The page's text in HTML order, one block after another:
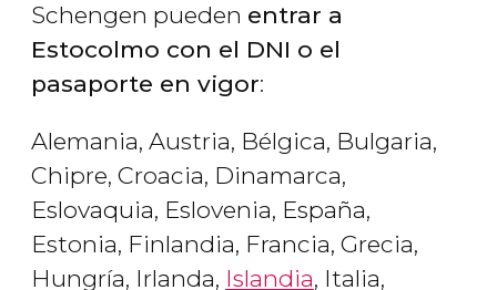
Schengen pueden entrar a
Estocolmo con el DNI o el
pasaporte en vigor:
Alemania, Austria, Bélgica, Bulgaria,
Chipre, Croacia, Dinamarca,
Eslovaquia, Eslovenia, España,
Estonia, Finlandia, Francia, Grecia,
Hungría, Irlanda, Islandia, Italia,